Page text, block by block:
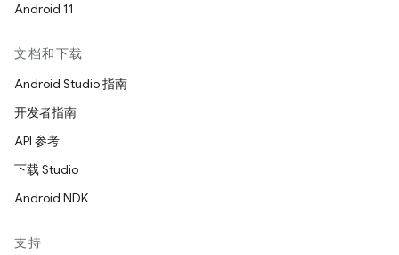
Android 11
文档和下载
Android Studio 指南
开发者指南
API 参考
下载 Studio
Android NDK
支持